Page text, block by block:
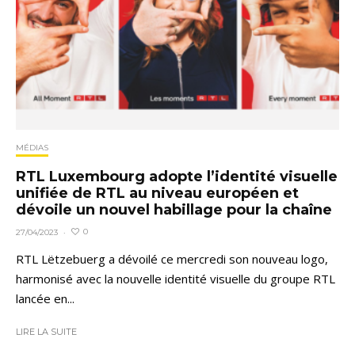
MÉDIAS
RTL Luxembourg adopte l’identité visuelle
unifiée de RTL au niveau européen et
dévoile un nouvel habillage pour la chaîne
27/04/2023 · 0
RTL Lëtzebuerg a dévoilé ce mercredi son nouveau logo,
harmonisé avec la nouvelle identité visuelle du groupe RTL
lancée en...
LIRE LA SUITE